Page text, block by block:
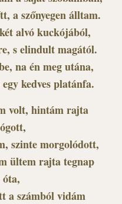
a szőnyegen álltam.
alvó kuckójából,
s elindult magától.
na én meg utána,
kedves platánfa.
volt, hintám rajta
szinte morgolódott,
ültem rajta tegnap
óta,
a számból vidám